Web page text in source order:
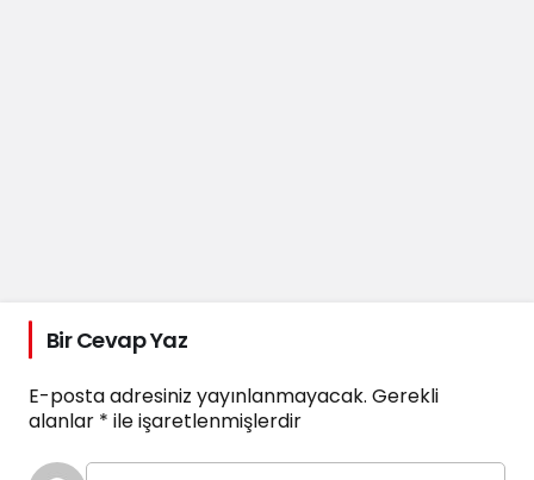
Bir Cevap Yaz
E-posta adresiniz yayınlanmayacak. Gerekli
alanlar * ile işaretlenmişlerdir